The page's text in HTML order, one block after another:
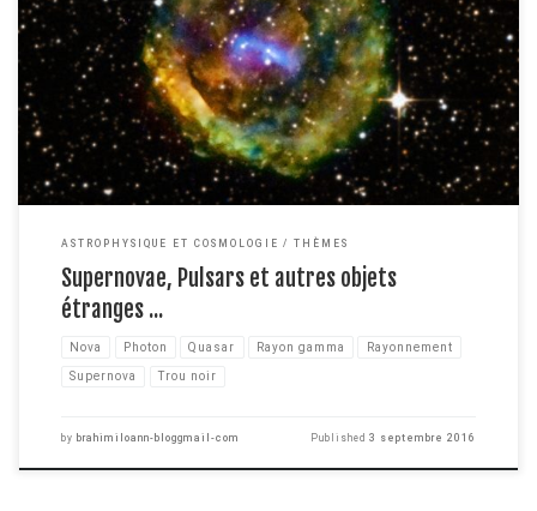
Si vous lisez régulièrement les actualités en astrophysique, vous avez
certainement déjà croisé les termes supernovae, étoile à neutron, trou noir
ou encore quasar, plérion et même magnétar ... . Tous ces termes
permettent de donner une description à des phénomènes astrophysiques
très particuliers et souvent associés à des événement […]
ASTROPHYSIQUE ET COSMOLOGIE THÈMES
Supernovae, Pulsars et autres objets
étranges ...
Nova Photon Quasar Rayon gamma Rayonnement
Supernova Trou noir
by brahimiloann-bloggmail-com Published3 septembre 2016